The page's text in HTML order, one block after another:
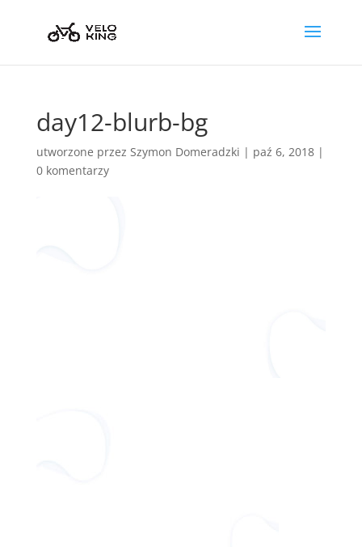
day12-blurb-bg
utworzone przez Szymon Domeradzki | paź 6, 2018|
0 komentarzy